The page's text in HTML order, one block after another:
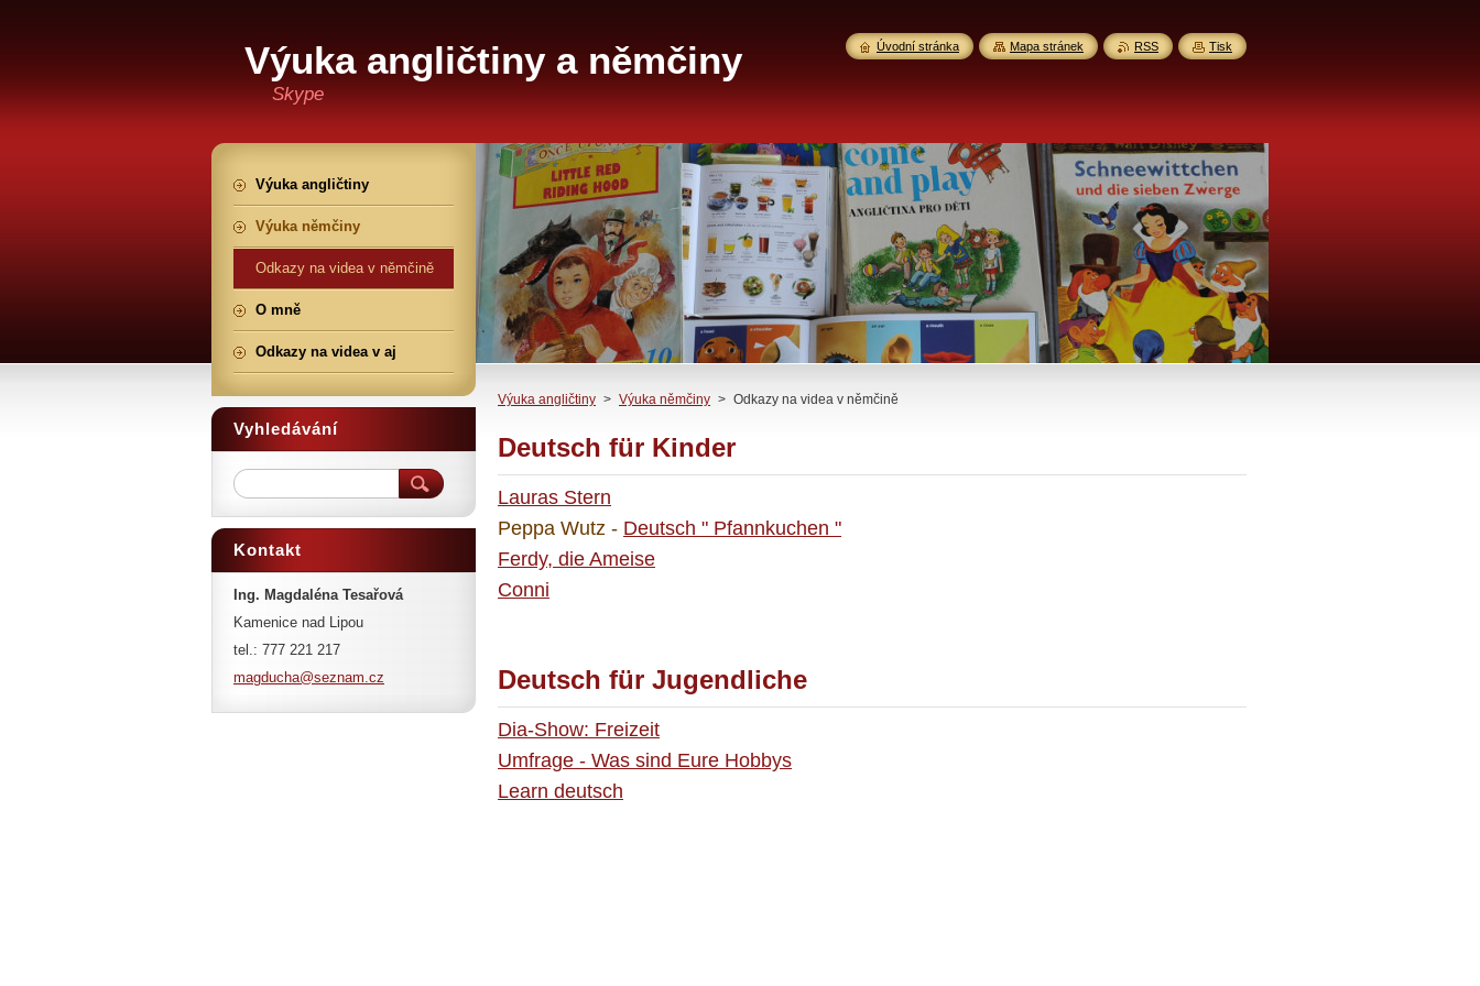
Výuka angličtiny a němčiny
Skype
Výuka angličtiny > Výuka němčiny > Odkazy na videa v němčině
Deutsch für Kinder
Lauras Stern
Peppa Wutz - Deutsch " Pfannkuchen "
Ferdy, die Ameise
Conni
Deutsch für Jugendliche
Dia-Show: Freizeit
Umfrage - Was sind Eure Hobbys
Learn deutsch
Výuka angličtiny
Výuka němčiny
Odkazy na videa v němčině
O mně
Odkazy na videa v aj
Vyhledávání
Kontakt
Ing. Magdaléna Tesařová
Kamenice nad Lipou
tel.: 777 221 217
magducha@seznam.cz
Úvodní stránka Mapa stránek RSS Tisk